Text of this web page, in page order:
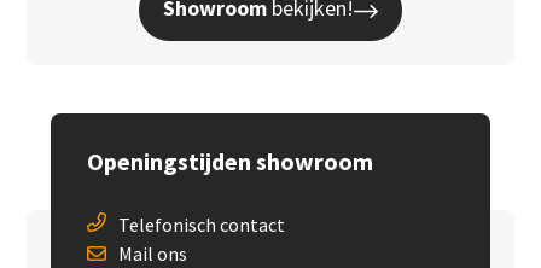
Showroom bekijken!
Openingstijden showroom
Telefonisch contact
Mail ons